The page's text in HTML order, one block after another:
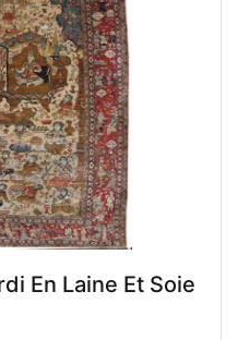
En Laine Et Soie